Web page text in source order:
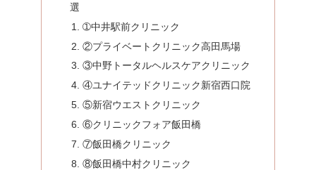
選
➀中井駅前クリニック
②プライベートクリニック高田馬場
③中野トータルヘルスケアクリニック
④ユナイテッドクリニック新宿西口院
⑤新宿ウエストクリニック
⑥クリニックフォア飯田橋
⑦飯田橋クリニック
⑧飯田橋中村クリニック